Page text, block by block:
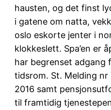
hausten, og det finst
i gatene om natta,
oslo eskorte jenter i
klokkeslett. Spa’en er
har begrenset adgang
tidsrom. St. Melding
2016 samt
til framtidig